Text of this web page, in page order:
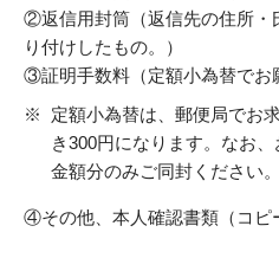
②返信用封筒（返信先の住所・
り付けしたもの。）
③証明手数料（定額小為替でお
定額小為替は、郵便局でお
き300円になります。なお
金額分のみご同封ください。
④その他、本人確認書類（コピ